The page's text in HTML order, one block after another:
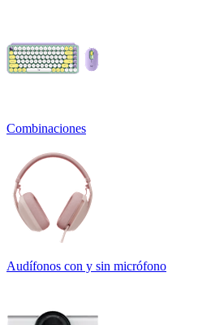
Combinaciones
Audífonos con y sin micrófono